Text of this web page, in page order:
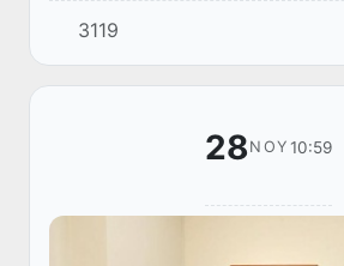
va Muxtor Elchisi Oreliya
3119
28NOY 10:59